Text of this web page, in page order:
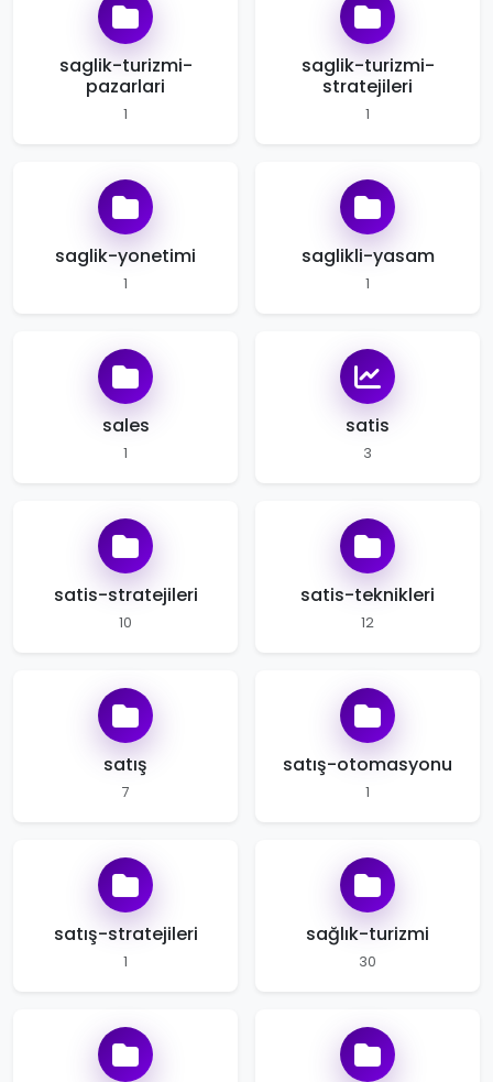
saglik-turizmi-
pazarlari
1
saglik-turizmi-
stratejileri
1
saglik-yonetimi
1
saglikli-yasam
1
sales
1
satis
3
satis-stratejileri
10
satis-teknikleri
12
satış
7
satış-otomasyonu
1
satış-stratejileri
1
sağlık-turizmi
30